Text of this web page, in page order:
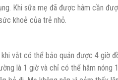
Khi sữa mẹ đã được hâm cần
khoẻ của trẻ nhỏ.
vắt có thể bảo quản được 4 giờ
là 1 giờ và chỉ có thể hâm nóng